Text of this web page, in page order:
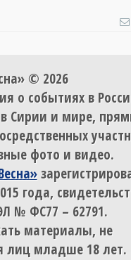
© 2026
о событиях в
Сирии и мире,
фото и видео.
года,
№ ФС77 – 62791.
материалы, не
лиц младше 18 лет.